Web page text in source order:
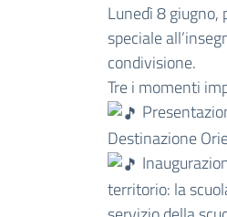
Lunedì 8 giugno,
speciale
condivisione.
Tre i momenti
Destinazione
territorio: la